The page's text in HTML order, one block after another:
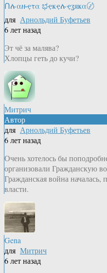
Ոሉαዙҿτα ಭҿҝҿሉҿʓяҝα〄
для Арнольдий Буфетьев
6 лет назад
Эт чё за малява?
Хлопцы геть до кучи?
Митрич
Автор
для Арнольдий Буфетьев
6 лет назад
Очень хотелось бы
организовали Гражданскую
Гражданская война началась,
власти.
Gena
для Митрич
6 лет назад